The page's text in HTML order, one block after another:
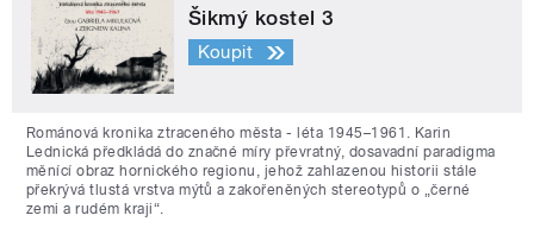
Šikmý kostel 3
Koupit
Románová kronika ztraceného města - léta 1945–1961. Karin
Lednická předkládá do značné míry převratný, dosavadní paradigma
měnící obraz hornického regionu, jehož zahlazenou historii stále
překrývá tlustá vrstva mýtů a zakořeněných stereotypů o „černé
zemi a rudém kraji“.